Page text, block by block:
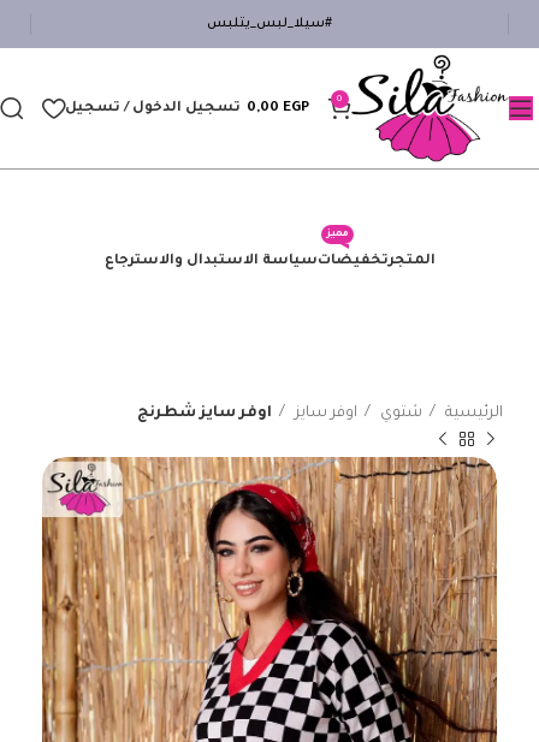
#سيلا_لبس_يتلبس
0
0,00 EGP تسجيل الدخول / تسجيل
المتجرتخفيضات
مميز
سياسة الاستبدال والاسترجاع
الرئيسية شتوي اوفر سايز اوفر سايز شطرنج